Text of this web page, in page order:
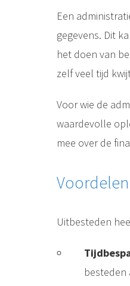
Een
gegevens. Dit
het doen van
zelf veel tijd
Voor wie de
waardevolle
mee over de
Uitbesteden
besteden